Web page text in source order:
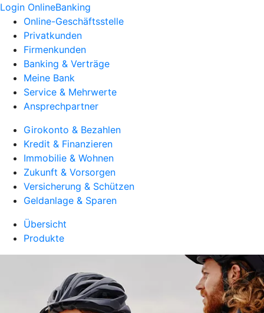
Login OnlineBanking
Online-Geschäftsstelle
Privatkunden
Firmenkunden
Banking & Verträge
Meine Bank
Service & Mehrwerte
Ansprechpartner
Girokonto & Bezahlen
Kredit & Finanzieren
Immobilie & Wohnen
Zukunft & Vorsorgen
Versicherung & Schützen
Geldanlage & Sparen
Übersicht
Produkte